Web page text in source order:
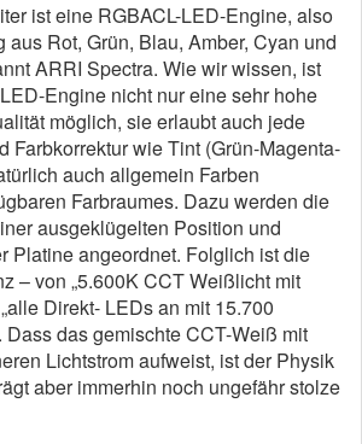
ist eine RGBACL-LED-Engine, also
aus Rot, Grün, Blau, Amber, Cyan und
ARRI Spectra. Wie wir wissen, ist
Engine nicht nur eine sehr hohe
möglich, sie erlaubt auch jede
Farbkorrektur wie Tint (Grün-Magenta-
auch allgemein Farben
Farbraumes. Dazu werden die
ausgeklügelten Position und
Platine angeordnet. Folglich ist die
– von „5.600K CCT Weißlicht mit
Direkt- LEDs an mit 15.700
Dass das gemischte CCT-Weiß mit
Lichtstrom aufweist, ist der Physik
aber immerhin noch ungefähr stolze